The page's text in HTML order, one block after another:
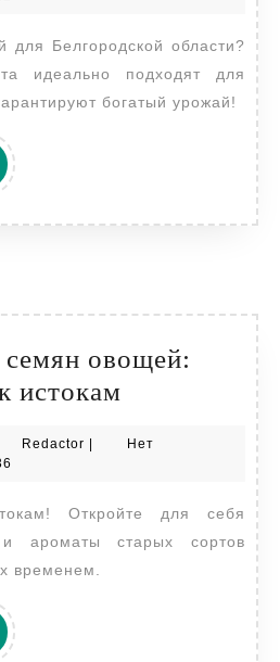
области
идеально подходят для
богатый урожай!
овощей:
истокам
семян
к
Redactor Redactor
Нет
ароматы старых сортов
временем.